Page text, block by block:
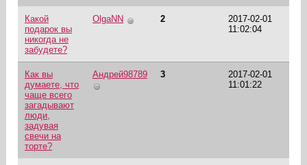
Какой
подарок вы
никогда не
забудете?
OlgaNN 2
2017-02-01
11:02:04
Как вы
думаете, что
чаще всего
загадывают
люди,
задувая
свечи на
торте?
Андрей98789 3
2017-02-01
11:01:22